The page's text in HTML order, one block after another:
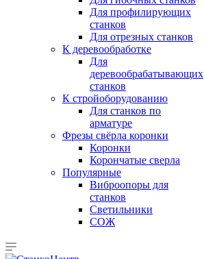
Для профилирующих
станков
Для отрезных станков
К деревообработке
Для
деревообрабатывающих
станков
К стройоборудованию
Для станков по
арматуре
Фрезы свёрла коронки
Коронки
Корончатые сверла
Популярные
Виброопоры для
станков
Светильники
СОЖ